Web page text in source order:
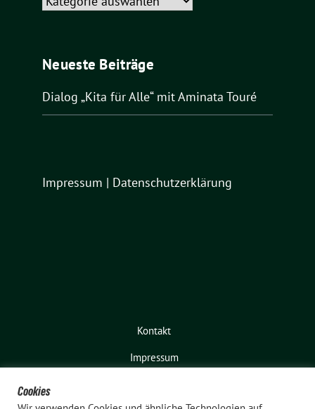
Neueste Beiträge
Dialog „Kita für Alle“ mit Aminata Touré
Impressum | Datenschutzerklärung
Kontakt
Impressum
Cookies